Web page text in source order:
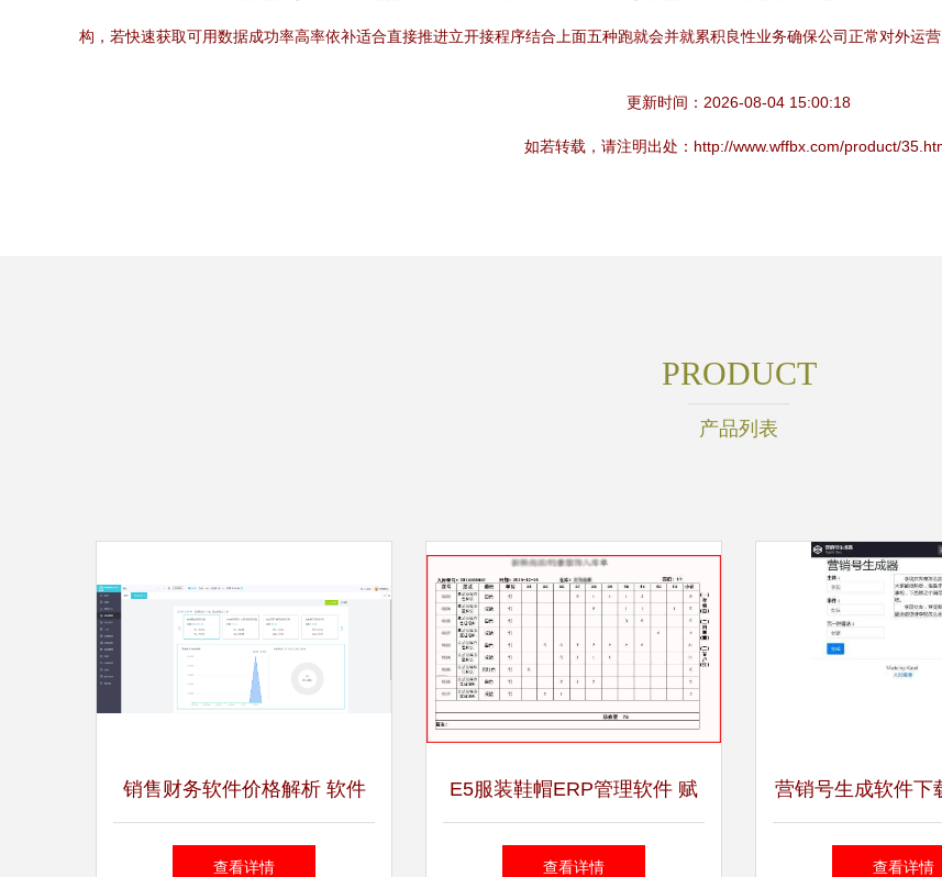
构，若快速获取可用数据成功率高率依补适合直接推进立开接程序结合上面五种跑就会并就累积良性业务确保公司正常对外运营
更新时间：2026-08-04 15:00:18
如若转载，请注明出处：http://www.wffbx.com/product/
PRODUCT
产品列表
销售财务软件价格解析 软件
销售如何影响定价？
查看详情
E5服装鞋帽ERP管理软件 赋
能时尚产业，智领销售新未来
查看详情
营销号生成软件下
成爆款文案，访问
查看详情